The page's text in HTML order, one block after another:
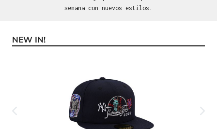
semana con nuevos estilos.
Omitir la galería de productos
NEW IN!